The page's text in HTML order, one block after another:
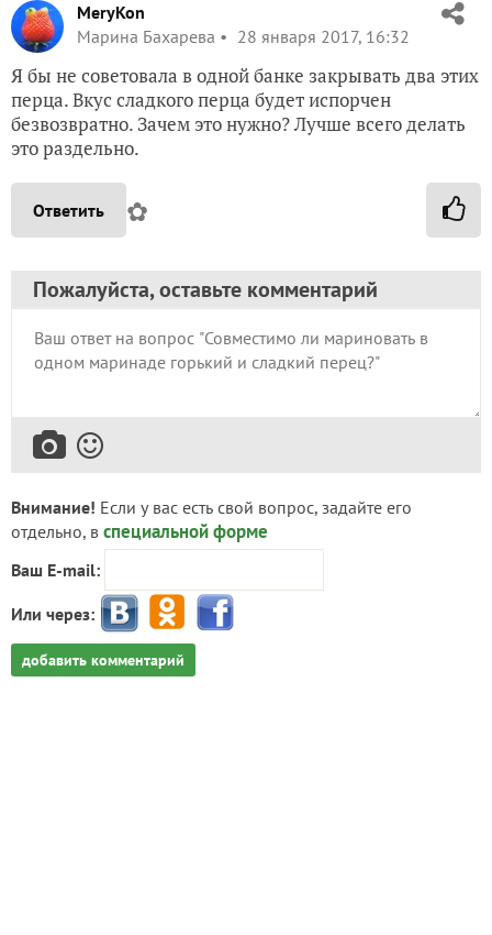
MeryKon
Марина Бахарева
28 января 2017, 16:32
Я бы не советовала в одной банке закрывать два этих
перца. Вкус сладкого перца будет испорчен
безвозвратно. Зачем это нужно? Лучше всего делать
это раздельно.
Ответить ✿
Пожалуйста, оставьте комментарий
Внимание! Если у вас есть свой вопрос, задайте его
отдельно, в специальной форме
Ваш E-mail:
Или через:
добавить комментарий